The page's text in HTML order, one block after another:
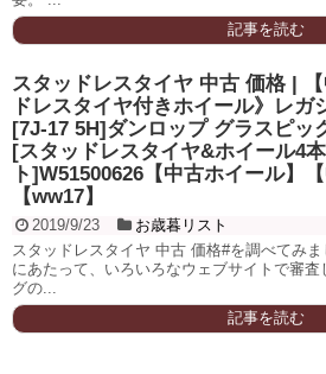
記事を読む
スタッドレスタイヤ 中古 価格 |
ドレスタイヤ付きホイール》レガ
[7J-17 5H]ダンロップ グラスピッ
[スタッドレスタイヤ&ホイール4
ト]W51500626【中古ホイール】【
【ww17】
2019/9/23
お歳暮リスト
スタッドレスタイヤ 中古 価格#を調べてみ
にあたって、いろいろなウェブサイトで審
グの...
記事を読む